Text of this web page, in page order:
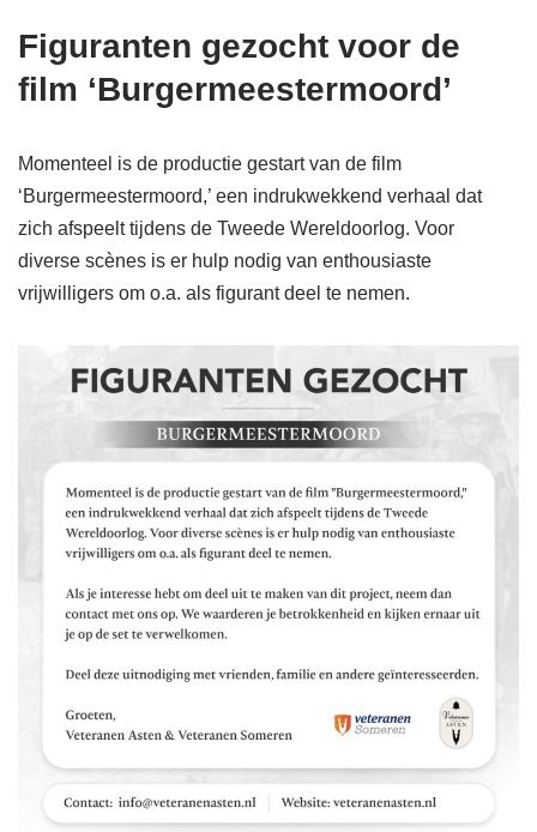
Figuranten gezocht voor de
film ‘Burgermeestermoord’
Momenteel is de productie gestart van de film
‘Burgermeestermoord,’ een indrukwekkend verhaal dat
zich afspeelt tijdens de Tweede Wereldoorlog. Voor
diverse scènes is er hulp nodig van enthousiaste
vrijwilligers om o.a. als figurant deel te nemen.